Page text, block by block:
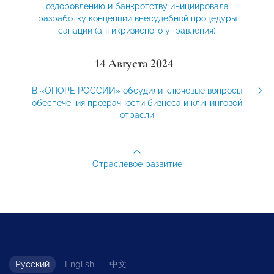
оздоровлению и банкротству инициировала
разработку концепции внесудебной процедуры
санации (антикризисного управления)
14 Августа 2024
В «ОПОРЕ РОССИИ» обсудили ключевые вопросы
обеспечения прозрачности бизнеса и клининговой
отрасли
Отраслевое развитие
Русский English 中文